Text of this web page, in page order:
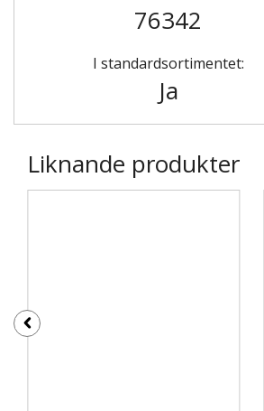
76342
I standardsortimentet:
Ja
Liknande produkter